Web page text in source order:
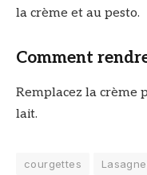
la crème et au pesto.
Comment
Remplacez la crème
lait.
courgettes